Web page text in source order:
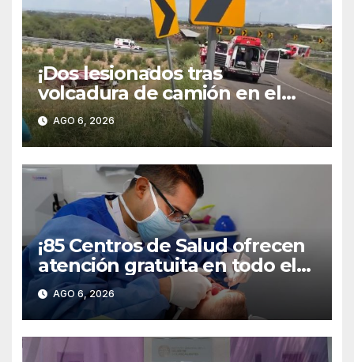
¡Dos lesionados tras
volcadura de camión en el
libramiento carretero
poniente!
AGO 6, 2026
¡85 Centros de Salud ofrecen
atención gratuita en todo el
territorio estatal!
AGO 6, 2026